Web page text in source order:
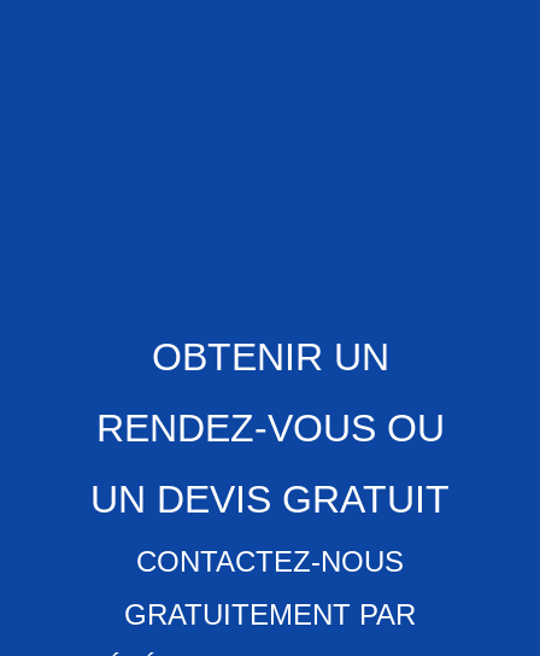
OBTENIR UN
RENDEZ-VOUS OU
UN DEVIS GRATUIT
CONTACTEZ-NOUS
GRATUITEMENT PAR